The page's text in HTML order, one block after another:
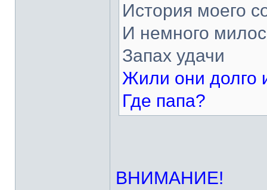
История моего
И немного
Запах удачи
Жили они долго
Где папа?
ВНИМАНИЕ!